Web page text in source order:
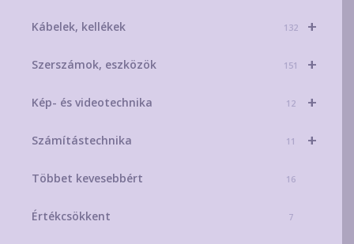
+
Kábelek, kellékek 132
+
Szerszámok, eszközök 151
+
Kép- és videotechnika 12
+
Számítástechnika 11
Többet kevesebbért 16
Értékcsökkent 7